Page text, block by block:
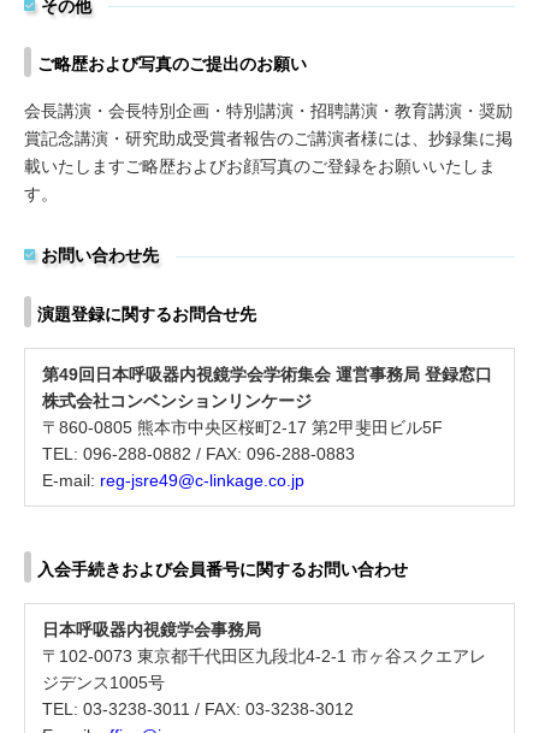
その他
ご略歴および写真のご提出のお願い
会長講演・会長特別企画・特別講演・招聘講演・教育講演・奨励
賞記念講演・研究助成受賞者報告のご講演者様には、抄録集に掲
載いたしますご略歴およびお顔写真のご登録をお願いいたしま
す。
お問い合わせ先
演題登録に関するお問合せ先
第49回日本呼吸器内視鏡学会学術集会 運営事務局 登録窓口
株式会社コンベンションリンケージ
〒860-0805 熊本市中央区桜町2-17 第2甲斐田ビル5F
TEL: 096-288-0882 / FAX: 096-288-0883
E-mail: reg-jsre49@c-linkage.co.jp
入会手続きおよび会員番号に関するお問い合わせ
日本呼吸器内視鏡学会事務局
〒102-0073 東京都千代田区九段北4-2-1 市ヶ谷スクエアレ
ジデンス1005号
TEL: 03-3238-3011 / FAX: 03-3238-3012